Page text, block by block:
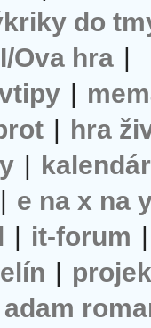
do
Ova hra |
|
| hra
| kalendár
| e na x na
| it-forum |
|
adam